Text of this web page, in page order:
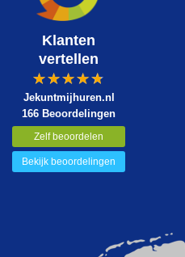
Klanten
vertellen
Jekuntmijhuren.nl
166 Beoordelingen
Zelf beoordelen
Bekijk beoordelingen